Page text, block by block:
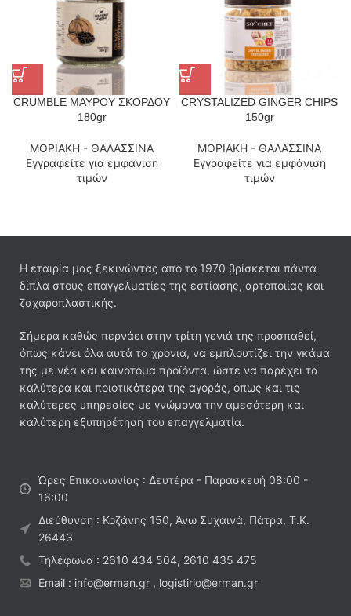
CRUMBLE ΜΑΥΡΟΥ ΣΚΟΡΔΟΥ
180gr
ΜΟΡΙΑΚΗ - ΘΑΛΑΣΣΙΝΑ
Εγγραφείτε για εμφάνιση
τιμών
CRYSTALIZED GINGER CHIPS
150gr
ΜΟΡΙΑΚΗ - ΘΑΛΑΣΣΙΝΑ
Εγγραφείτε για εμφάνιση
τιμών
Η εταιρία μας ξεκινώντας από το 1970 βρίσκεται πάντα
δίπλα στους επαγγελματίες της εστίασης, αρτοποιίας και
ζαχαροπλαστικής.
Σήμερα καθώς περνάει στην τρίτη γενιά της προσπαθεί,
όπως κάνει όλα αυτά τα χρονιά, να εμπλουτίζει την γκάμα
της με νέα και καινοτόμα προϊόντα, ώστε να παρέχει τα
καλύτερα και ποιοτικότερα της αγοράς, όπως και τις
καλύτερες υπηρεσίες με γνώμονα την αμεσότερη και
καλύτερη εξυπηρέτηση του επαγγελματία.
Ώρες Επικοινωνίας : Δευτέρα - Παρασκευή 08:00 -
16:00
Διεύθυνση : Κοζάνης 150, Άνω Συχαινά, Πάτρα, Τ.Κ.
26443
Τηλέφωνα : 2610 434 504, 2610 435 475
Email : info@erman.gr , logistirio@erman.gr